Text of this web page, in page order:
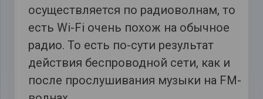
осуществляется по радиоволнам, то
есть Wi-Fi очень похож на обычное
радио. То есть по-сути результат
действия беспроводной сети, как и
после прослушивания музыки на FM-